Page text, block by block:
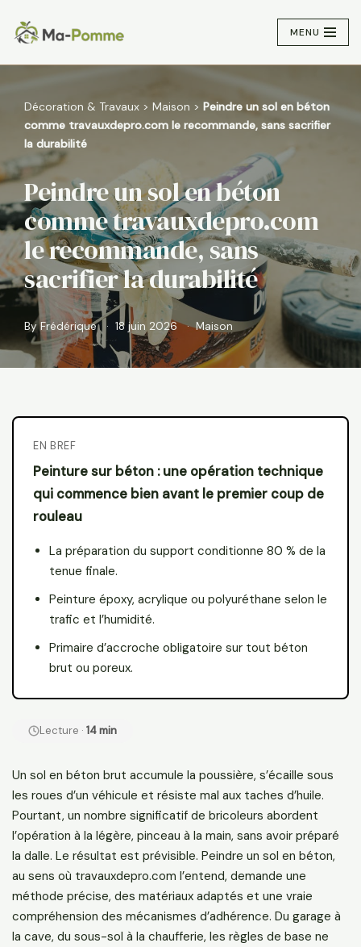
Aller
au
MENU
Décoration & Travaux > Maison > Peindre un sol en béton
comme travauxdepro.com le recommande, sans sacrifier
la durabilité
Peindre un sol en béton
comme travauxdepro.com
le recommande, sans
sacrifier la durabilité
ByFrédérique 18 juin 2026 Maison
EN BREF
Peinture sur béton : une opération technique
qui commence bien avant le premier coup de
rouleau
La préparation du support conditionne 80 % de la
tenue finale.
Peinture époxy, acrylique ou polyuréthane selon le
trafic et l’humidité.
Primaire d’accroche obligatoire sur tout béton
brut ou poreux.
Lecture · 14 min
Un sol en béton brut accumule la poussière, s’écaille sous
les roues d’un véhicule et résiste mal aux taches d’huile.
Pourtant, un nombre significatif de bricoleurs abordent
l’opération à la légère, pinceau à la main, sans avoir préparé
la dalle. Le résultat est prévisible. Peindre un sol en béton,
au sens où travauxdepro.com l’entend, demande une
méthode précise, des matériaux adaptés et une vraie
compréhension des mécanismes d’adhérence. Du garage à
la cave, du sous-sol à la chaufferie, les règles de base ne